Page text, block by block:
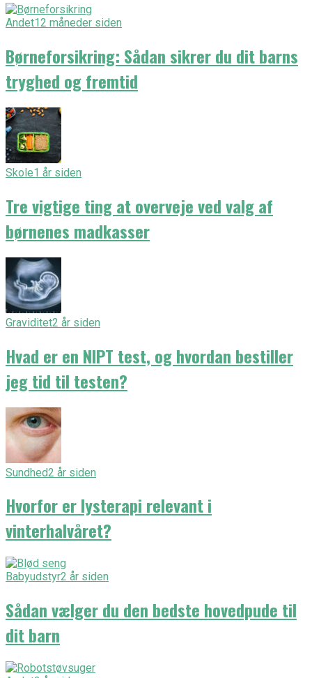
Andet12 måneder siden
Børneforsikring: Sådan sikrer du dit barns
tryghed og fremtid
Skole1 år siden
Tre vigtige ting at overveje ved valg af
børnenes madkasser
Graviditet2 år siden
Hvad er en NIPT test, og hvordan bestiller
jeg tid til testen?
Sundhed2 år siden
Hvorfor er lysterapi relevant i
vinterhalvåret?
Babyudstyr2 år siden
Sådan vælger du den bedste hovedpude til
dit barn